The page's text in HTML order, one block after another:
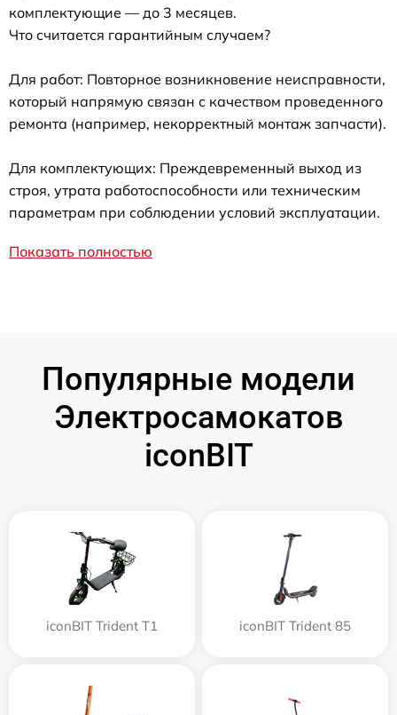
комплектующие — до 3 месяцев.
Что считается гарантийным случаем?
Для работ: Повторное возникновение неисправности,
который напрямую связан с качеством проведенного
ремонта (например, некорректный монтаж запчасти).
Для комплектующих: Преждевременный выход из
строя, утрата работоспособности или техническим
параметрам при соблюдении условий эксплуатации.
Показать полностью
Популярные модели
Электросамокатов
iconBIT
iconBIT Trident T1 iconBIT Trident 85